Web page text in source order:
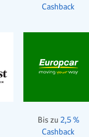
Cashback
Bis zu 2,5 %
Cashback